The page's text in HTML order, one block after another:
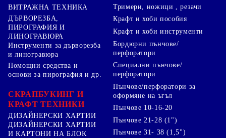
ВИТРАЖНА ТЕХНИКА
ДЪРВОРЕЗБА,
ПИРОГРАФИЯ И
ЛИНОГРАВЮРА
Инструменти за дърворезба
и линогравюра
Помощни средства и
основи за пирография и др.
СКРАПБУКИНГ И
КРАФТ ТЕХНИКИ
ДИЗАЙНЕРСКИ ХАРТИИ
ДИЗАЙНЕРСКИ ХАРТИИ
И КАРТОНИ НА БЛОК
Тримери, ножици , резачи
Крафт и хоби пособия
Крафт и хоби инструменти
Бордюрни пънчове/
перфоратори
Специални пънчове/
перфоратори
Пънчове/перфоратори за
оформяне на ъгъл
Пънчове 10-16-20
Пънчове 21-28 (1")
Пънчове 31- 38 (1,5")